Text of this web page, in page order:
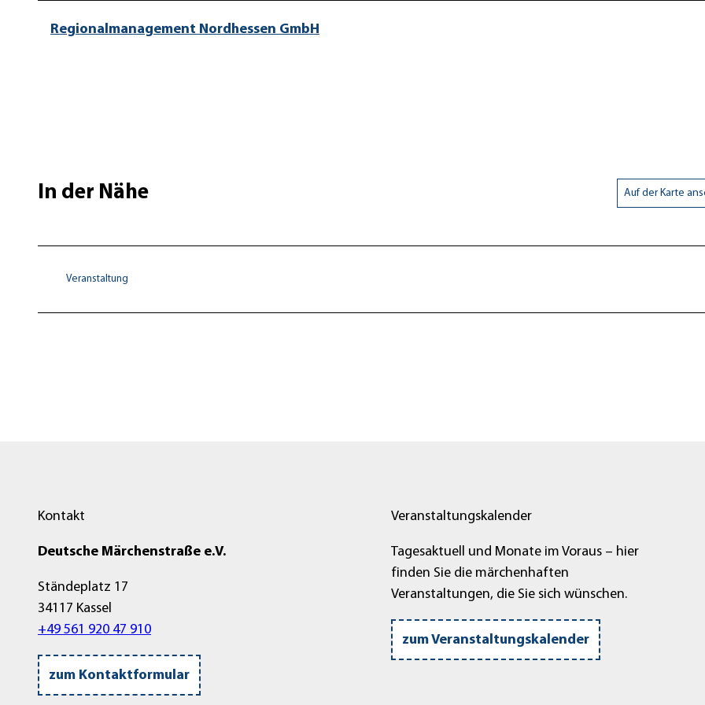
Regionalmanagement Nordhessen GmbH
In der Nähe Auf der Karte
Veranstaltung
Kontakt
Deutsche Märchenstraße e.V.
Ständeplatz 17
34117 Kassel
+49 561 920 47 910
zum Kontaktformular
Veranstaltungskalender
Tagesaktuell und Monate im Voraus – hier
finden Sie die märchenhaften
Veranstaltungen, die Sie sich wünschen.
zum Veranstaltungskalender